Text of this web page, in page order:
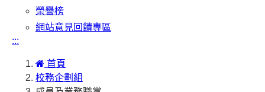
榮譽榜
網站意見回饋專區
:::
首頁
校務企劃組